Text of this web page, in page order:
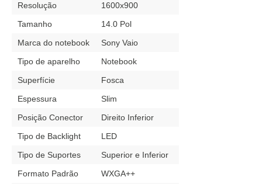
Resolução
1600x900
Tamanho
14.0 Pol
Marca do notebook
Sony Vaio
Tipo de aparelho
Notebook
Superfície
Fosca
Espessura
Slim
Posição Conector
Direito Inferior
Tipo de Backlight
LED
Tipo de Suportes
Superior e Inferior
Formato Padrão
WXGA++